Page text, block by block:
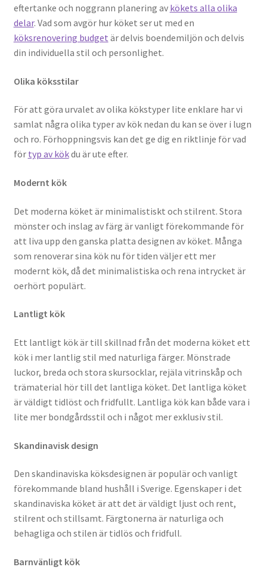
eftertanke och noggrann planering av kökets alla olika
delar. Vad som avgör hur köket ser ut med en
köksrenovering budget är delvis boendemiljön och delvis
din individuella stil och personlighet.
Olika köksstilar
För att göra urvalet av olika kökstyper lite enklare har vi
samlat några olika typer av kök nedan du kan se över i lugn
och ro. Förhoppningsvis kan det ge dig en riktlinje för vad
för typ av kökdu är ute efter.
Modernt kök
Det moderna köket är minimalistiskt och stilrent. Stora
mönster och inslag av färg är vanligt förekommande för
att liva upp den ganska platta designen av köket. Många
som renoverar sina kök nu för tiden väljer ett mer
modernt kök, då det minimalistiska och rena intrycket är
oerhört populärt.
Lantligt kök
Ett lantligt kök är till skillnad från det moderna köket ett
kök i mer lantlig stil med naturliga färger. Mönstrade
luckor, breda och stora skursocklar, rejäla vitrinskåp och
trämaterial hör till det lantliga köket. Det lantliga köket
är väldigt tidlöst och fridfullt. Lantliga kök kan både vara i
lite mer bondgårdsstil och i något mer exklusiv stil.
Skandinavisk design
Den skandinaviska köksdesignen är populär och vanligt
förekommande bland hushåll i Sverige. Egenskaper i det
skandinaviska köket är att det är väldigt ljust och rent,
stilrent och stillsamt. Färgtonerna är naturliga och
behagliga och stilen är tidlös och fridfull.
Barnvänligt kök